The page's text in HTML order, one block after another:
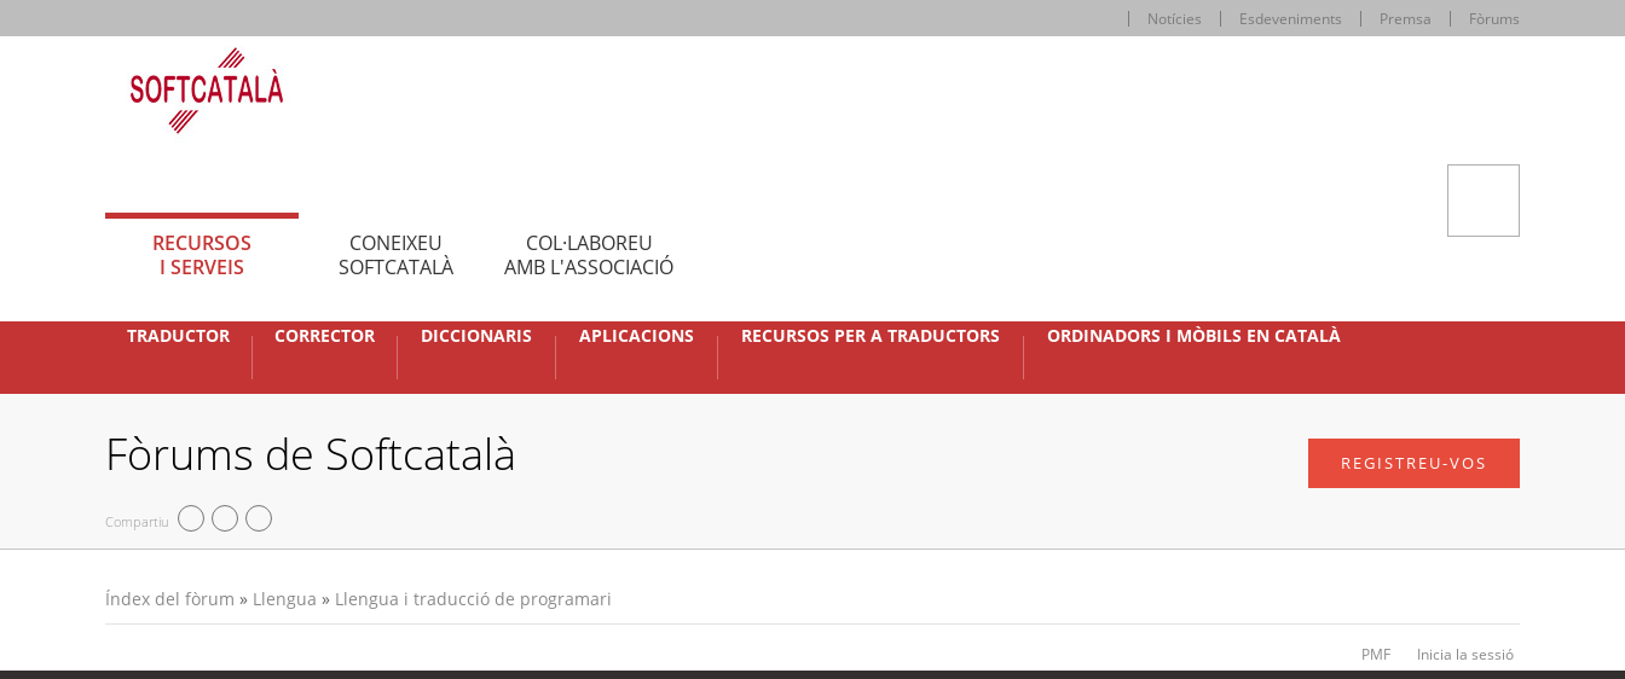
Notícies Esdeveniments Premsa Fòrums
RECURSOS
I SERVEIS
CONEIXEU
SOFTCATALÀ
COL·LABOREU
AMB L'ASSOCIACIÓ
TRADUCTOR CORRECTOR DICCIONARIS APLICACIONS RECURSOS PER A TRADUCTORS ORDINADORS I MÒBILS EN CATALÀ
Fòrums de Softcatalà
Compartiu
REGISTREU-VOS
Índex del fòrum » Llengua » Llengua i traducció de programari
PMF Inicia la sessió